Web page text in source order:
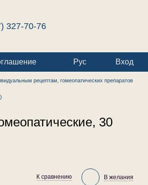
327-70-76
Рус Вход
рецептам, гомеопатических препаратов
30
К сравнению В желания